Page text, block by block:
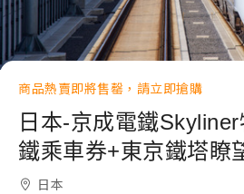
商品熱賣即將售罄，請立即搶購
日本-京成電鐵
鐵乘車券+東京鐵塔瞭
日本